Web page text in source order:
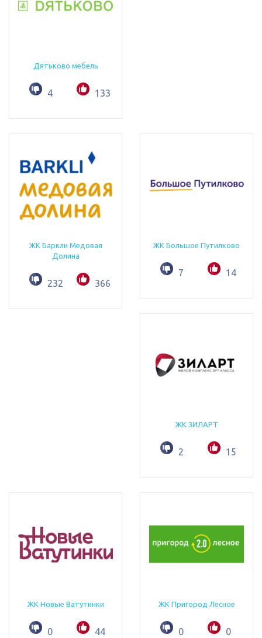
Дятьково мебель
4 133
ЖК Баркли Медовая
Долина
232 366
ЖК Большое Путилково
7 14
ЖК ЗИЛАРТ
2 15
ЖК Новые Ватутинки
0 44
ЖК Пригород Лесное
0 0